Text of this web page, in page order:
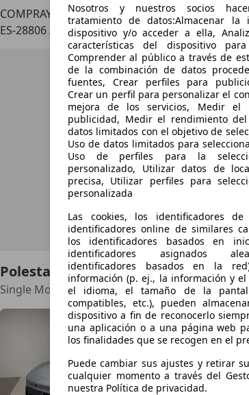
COMPRAYCONDUCE.ES
ES-28806 Alcalá de Henares
Polestar 4
Single Motor Long Range Prime
€
Nosotros y nuestros socios
tratamiento de datos:Almacenar la
dispositivo y/o acceder a ella,
características del dispositivo
Comprender al público a través de
de la combinación de datos
fuentes, Crear perfiles para
Crear un perfil para personalizar el
mejora de los servicios, Medir el
publicidad, Medir el rendimiento
datos limitados con el objetivo de
Uso de datos limitados para
Uso de perfiles para la
personalizado, Utilizar datos de
precisa, Utilizar perfiles para
personalizada
Las cookies, los identificadores
identificadores online de similares
los identificadores basados en
identificadores asignados
identificadores basados en la
información (p. ej., la información y
el idioma, el tamaño de la
compatibles, etc.), pueden
dispositivo a fin de reconocerlo
una aplicación o a una página web
los finalidades que se recogen en el
Puede cambiar sus ajustes y retirar
cualquier momento a través del
nuestra Política de privacidad.